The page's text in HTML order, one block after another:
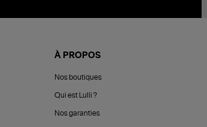
À PROPOS
Nos boutiques
Qui est Lulli ?
Nos garanties